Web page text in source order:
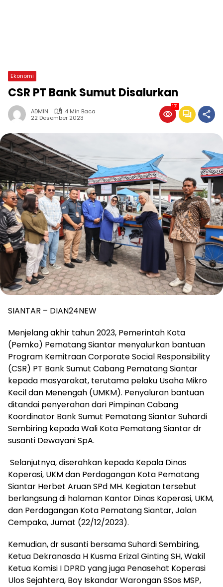
Ekonomi
CSR PT Bank Sumut Disalurkan
ADMIN
4 Min Baca
22 Desember 2023
171
SIANTAR – DIAN24NEW
Menjelang akhir tahun 2023, Pemerintah Kota
(Pemko) Pematang Siantar menyalurkan bantuan
Program Kemitraan Corporate Social Responsibility
(CSR) PT Bank Sumut Cabang Pematang Siantar
kepada masyarakat, terutama pelaku Usaha Mikro
Kecil dan Menengah (UMKM). Penyaluran bantuan
ditandai penyerahan dari Pimpinan Cabang
Koordinator Bank Sumut Pematang Siantar Suhardi
Sembiring kepada Wali Kota Pematang Siantar dr
susanti Dewayani SpA.
Selanjutnya, diserahkan kepada Kepala Dinas
Koperasi, UKM dan Perdagangan Kota Pematang
Siantar Herbet Aruan SPd MH. Kegiatan tersebut
berlangsung di halaman Kantor Dinas Koperasi, UKM,
dan Perdagangan Kota Pematang Siantar, Jalan
Cempaka, Jumat (22/12/2023).
Kemudian, dr susanti bersama Suhardi Sembiring,
Ketua Dekranasda H Kusma Erizal Ginting SH, Wakil
Ketua Komisi I DPRD yang juga Penasehat Koperasi
Ulos Sejahtera, Boy Iskandar Warongan SSos MSP,